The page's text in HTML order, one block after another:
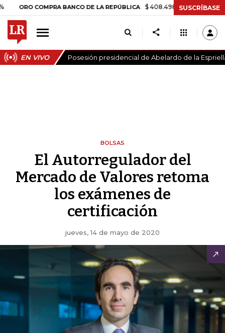
COMPRA BANCO DE LA REPÚBLICA $ 408.498,97 +$ 8.753,81 +2,19%
SUSCRÍBASE
EN VIVO Posesión presidencial de Abelardo de la
BOLSAS
El Autorregulador del
Mercado de Valores retoma
los exámenes de
certificación
jueves, 14 de mayo de 2020